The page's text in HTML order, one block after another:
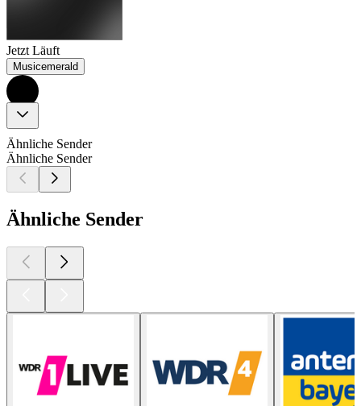
Jetzt Läuft
Musicemerald
Ähnliche Sender
Ähnliche Sender
Ähnliche Sender